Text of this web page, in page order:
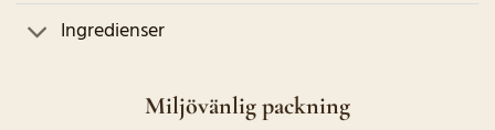
Ingredienser
Miljövänlig packning